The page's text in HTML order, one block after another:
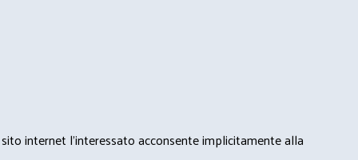
internet l’interessato acconsente implicitamente alla